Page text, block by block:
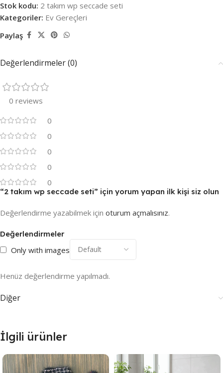
Stok kodu: 2 takım wp seccade seti
Kategoriler: Ev Gereçleri
Paylaş
Değerlendirmeler (0)
0 reviews
0
0
0
0
0
Değerlendirmeler
Only with images
Henüz değerlendirme yapılmadı.
“2 takım wp seccade seti” için yorum yapan ilk kişi siz olun
Değerlendirme yazabilmek için oturum açmalısınız.
Diğer
İlgili ürünler